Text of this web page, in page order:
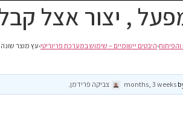
, יצור אצל
›היבטים יישומיים – שימוש במערכת פריוריטי›עץ מוצר
צביקה פרידמן.